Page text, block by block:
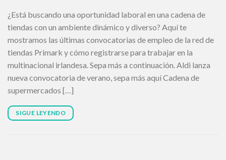
¿Está buscando una oportunidad laboral en una cadena de
tiendas con un ambiente dinámico y diverso? Aquí te
mostramos las últimas convocatorias de empleo de la red de
tiendas Primark y cómo registrarse para trabajar en la
multinacional irlandesa. Sepa más a continuación. Aldi lanza
nueva convocatoria de verano, sepa más aquí Cadena de
supermercados […]
SIGUE LEYENDO